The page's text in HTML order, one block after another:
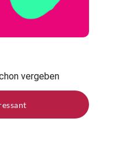
vergeben